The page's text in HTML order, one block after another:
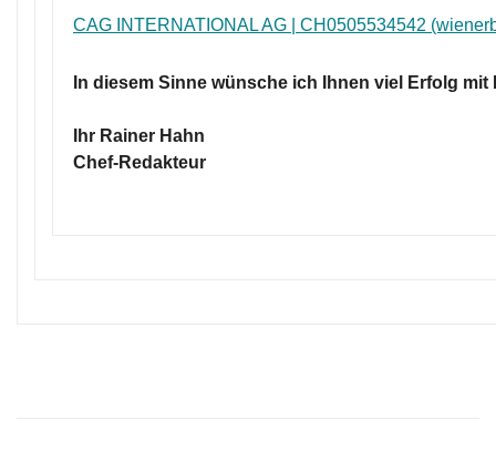
CAG INTERNATIONAL AG | CH0505534542
In diesem Sinne wünsche ich Ihnen viel Erfolg
Ihr Rainer Hahn
Chef-Redakteur